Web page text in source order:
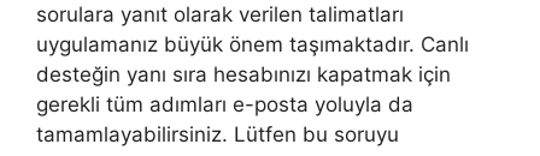
sorulara yanıt olarak verilen talimatları
uygulamanız büyük önem taşımaktadır. Canlı
desteğin yanı sıra hesabınızı kapatmak için
gerekli tüm adımları e-posta yoluyla da
tamamlayabilirsiniz. Lütfen bu soruyu